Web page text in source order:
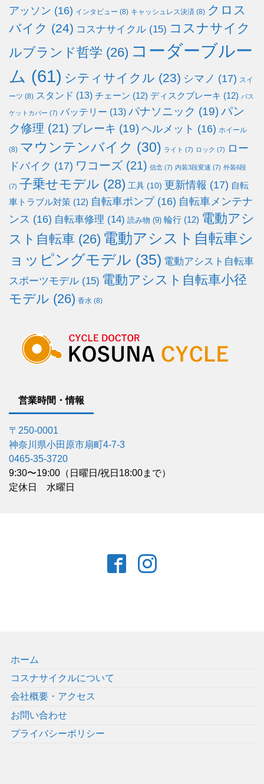
アッソン (16) インタビュー (8) キャッシュレス決済 (8) クロス
バイク (24) コスナサイクル (15) コスナサイク
ルブランド哲学 (26) コーダーブルー
ム (61) シティサイクル (23) シマノ (17) スイ
ーツ (8) スタンド (13) チェーン (12) ディスクブレーキ (12) バス
ケットカバー (7) バッテリー (13) パナソニック (19)パン
ク修理 (21) ブレーキ (19) ヘルメット (16) ホイール
(8) マウンテンバイク (30) ライト (7) ロック (7)
ロー
ドバイク (17) ワコーズ (21) 信念 (7) 内装3段変速 (7) 外装6段
(7) 子乗せモデル (28) 工具 (10) 更新情報 (17) 自転
車トラブル対策 (12) 自転車ポンプ(16) 自転車メンテナ
ンス (16) 自転車修理 (14) 読み物 (9) 輪行 (12) 電動アシ
スト自転車 (26) 電動アシスト自転車シ
ョッピングモデル (35) 電動アシスト自転車
スポーツモデル (15) 電動アシスト自転車小径
モデル (26) 香水 (8)
営業時間・情報
〒250-0001
神奈川県小田原市扇町4-7-3
0465-35-3720
9:30〜19:00（日曜日/祝日18:00まで）
定休日 水曜日
ホーム
コスナサイクルについて
会社概要・アクセス
お問い合わせ
プライバシーポリシー